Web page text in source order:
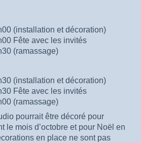
(installation et décoration)
Fête avec les invités
(ramassage)
(installation et décoration)
Fête avec les invités
(ramassage)
pourrait être décoré pour
le mois d’octobre et pour Noël en
en place ne sont pas